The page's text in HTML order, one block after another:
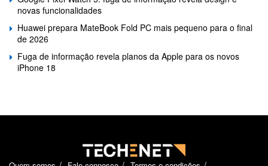
novas funcionalidades
Huawei prepara MateBook Fold PC mais pequeno para o final
de 2026
Fuga de informação revela planos da Apple para os novos
iPhone 18